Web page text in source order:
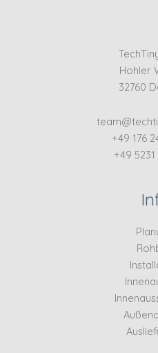
Hohler
32760
+49 176
+49 5231